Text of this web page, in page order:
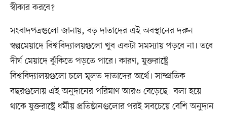
স্বীকার করবে?
সংবাদপত্রগুলো জানায়, বড় দাতাদের এই অবস্থানের দরুন
স্বল্পমেয়াদে বিশ্ববিদ্যালয়গুলো খুব একটা সমস্যায় পড়বে না। তবে
দীর্ঘ মেয়াদে ঝুঁকিতে পড়তে পারে। কারণ, যুক্তরাষ্ট্রে
বিশ্ববিদ্যালয়গুলো চলে মূলত দাতাদের অর্থে। সাম্প্রতিক
বছরগুলোয় এই অনুদানের পরিমাণ আরও বেড়েছে। বলা হয়ে
থাকে যুক্তরাষ্ট্রে ধর্মীয় প্রতিষ্ঠানগুলোর পরই সবচেয়ে বেশি অনুদান